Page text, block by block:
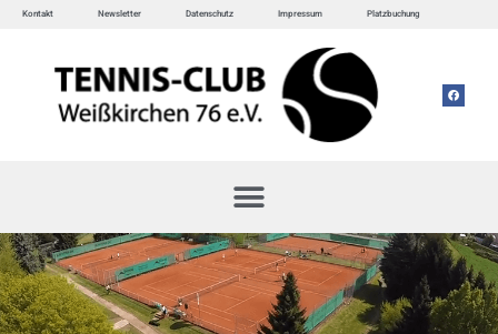
Kontakt Newsletter Datenschutz Impressum Platzbuchung